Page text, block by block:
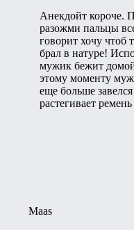
Анекдойт короче.
разожми пальцы
говорит хочу
брал в натуре!
мужик бежит
этому моменту
еще больше
растегивает
Maas